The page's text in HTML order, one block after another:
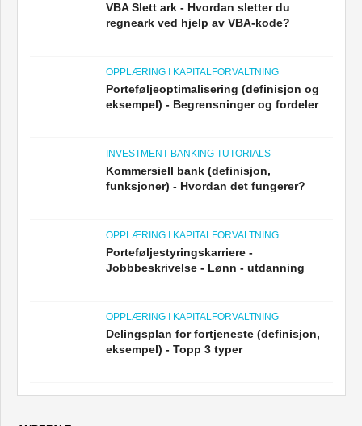
VBA Slett ark - Hvordan sletter du
regneark ved hjelp av VBA-kode?
OPPLÆRING I KAPITALFORVALTNING
Porteføljeoptimalisering (definisjon og
eksempel) - Begrensninger og fordeler
INVESTMENT BANKING TUTORIALS
Kommersiell bank (definisjon,
funksjoner) - Hvordan det fungerer?
OPPLÆRING I KAPITALFORVALTNING
Porteføljestyringskarriere -
Jobbbeskrivelse - Lønn - utdanning
OPPLÆRING I KAPITALFORVALTNING
Delingsplan for fortjeneste (definisjon,
eksempel) - Topp 3 typer